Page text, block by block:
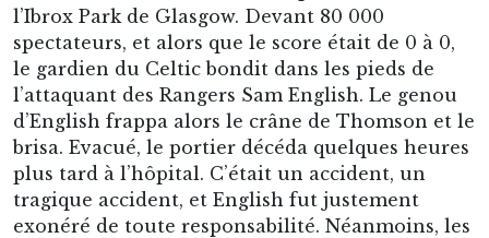
l’Ibrox Park de Glasgow. Devant 80 000
spectateurs, et alors que le score était de 0 à 0,
le gardien du Celtic bondit dans les pieds de
l’attaquant des Rangers Sam English. Le genou
d’English frappa alors le crâne de Thomson et le
brisa. Evacué, le portier décéda quelques heures
plus tard à l’hôpital. C’était un accident, un
tragique accident, et English fut justement
exonéré de toute responsabilité. Néanmoins, les